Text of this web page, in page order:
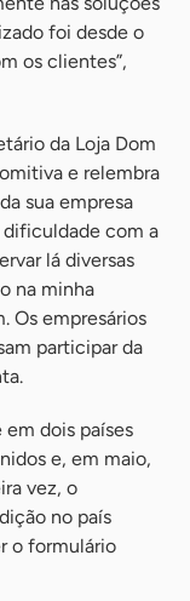
foi desde o
os clientes”,
da Loja Dom
e relembra
sua empresa
dificuldade com a
lá diversas
na minha
Os empresários
participar da
em dois países
e, em maio,
vez, o
no país
o formulário